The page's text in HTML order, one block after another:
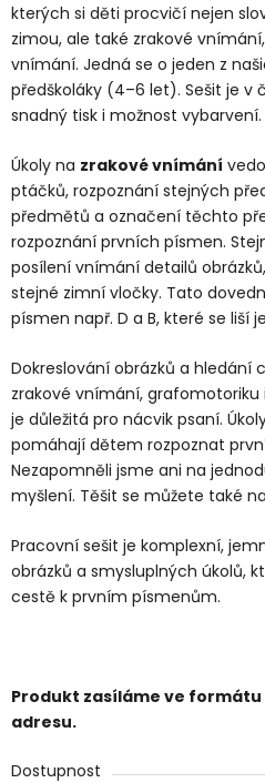
kterých si děti procvičí nejen
zimou, ale také zrakové
vnímání. Jedná se o jeden z
předškoláky (4–6 let). Sešit je v
snadný tisk i možnost vybarvení.
Úkoly na zrakové vnímání
ptáčků, rozpoznání stejných
předmětů a označení těchto
rozpoznání prvních písmen.
posílení vnímání detailů
stejné zimní vločky. Tato
písmen např. D a B, které se liší
Dokreslování obrázků a hledání
zrakové vnímání, grafomotoriku
je důležitá pro nácvik psaní.
pomáhají dětem rozpoznat
Nezapomněli jsme ani na
myšlení. Těšit se můžete také
Pracovní sešit je komplexní,
obrázků a smysluplných úkolů,
cestě k prvním písmenům.
Produkt zasíláme ve formátu
adresu.
Dostupnost